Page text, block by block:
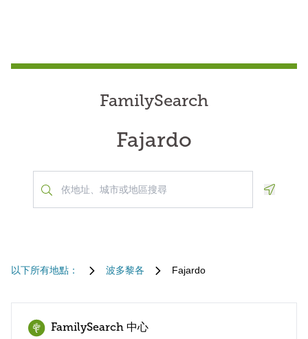
FamilySearch
Fajardo
以下所有地點： 波多黎各 Fajardo
FamilySearch 中心